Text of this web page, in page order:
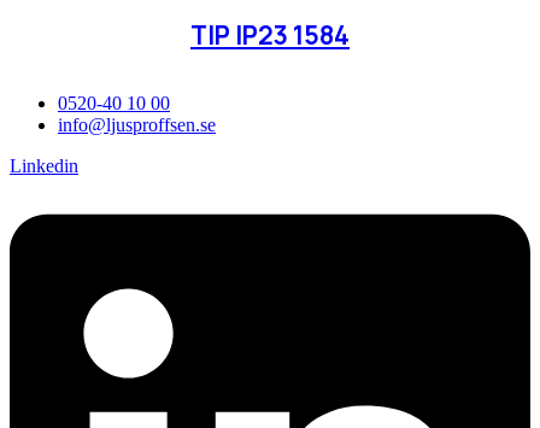
TIP IP23 1584
0520-40 10 00
info@ljusproffsen.se
Linkedin